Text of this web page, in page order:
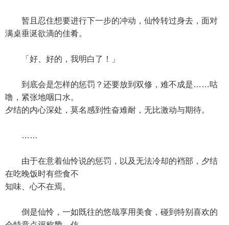
暂且忍住想要进行下一步的冲动，仙怜转过身去，面对
满桌垂涎欲滴的佳肴。
「好、好的，我明白了！」
到底会是怎样的惩罚？还要放到双修，难不成是……咕
噜，紧张地咽口水。
夕结的内心深处，莫名感到性奋难耐，无比激动与期待。
……
由于在意着仙怜说的惩罚，以及无法冷却的裆部，夕结
在吃晚饭时有些食不
知味、心不在焉。
倒是仙怜，一如既往的悠哉享用美食，碰到特别喜欢的